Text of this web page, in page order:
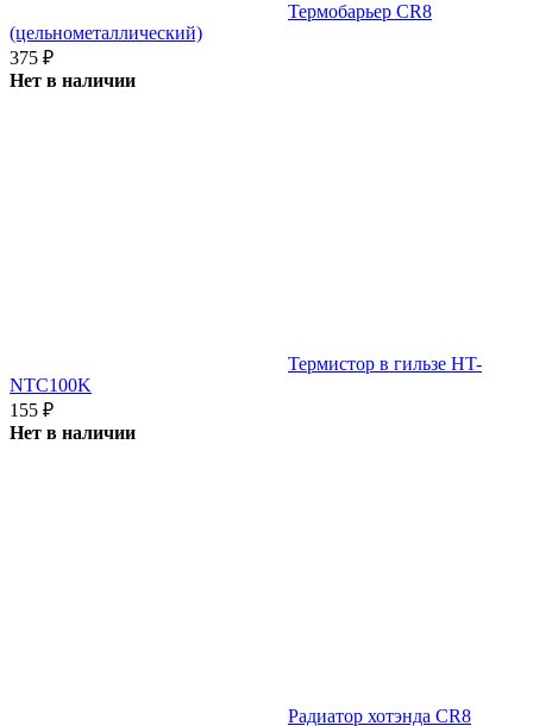
Термобарьер CR8
(цельнометаллический)
375 ₽
Нет в наличии
Термистор в гильзе HT-
NTC100K
155 ₽
Нет в наличии
Радиатор хотэнда CR8